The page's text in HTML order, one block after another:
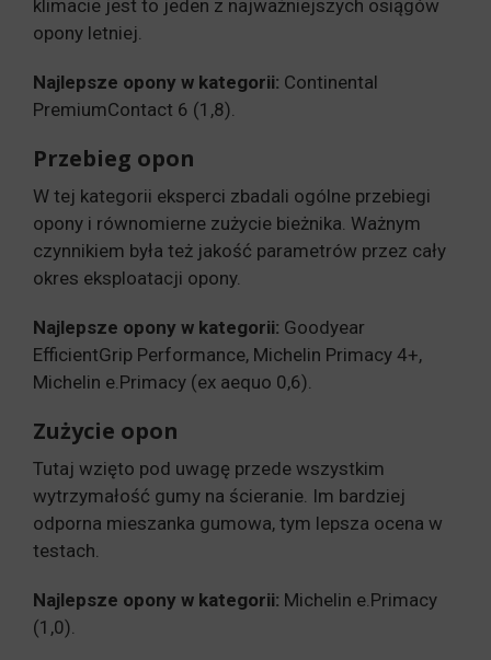
klimacie jest to jeden z najważniejszych osiągów
opony letniej.
Najlepsze opony w kategorii: Continental
PremiumContact 6 (1,8).
Przebieg opon
W tej kategorii eksperci zbadali ogólne przebiegi
opony i równomierne zużycie bieżnika. Ważnym
czynnikiem była też jakość parametrów przez cały
okres eksploatacji opony.
Najlepsze opony w kategorii: Goodyear
EfficientGrip Performance, Michelin Primacy 4+,
Michelin e.Primacy (ex aequo 0,6).
Zużycie opon
Tutaj wzięto pod uwagę przede wszystkim
wytrzymałość gumy na ścieranie. Im bardziej
odporna mieszanka gumowa, tym lepsza ocena w
testach.
Najlepsze opony w kategorii: Michelin e.Primacy
(1,0).